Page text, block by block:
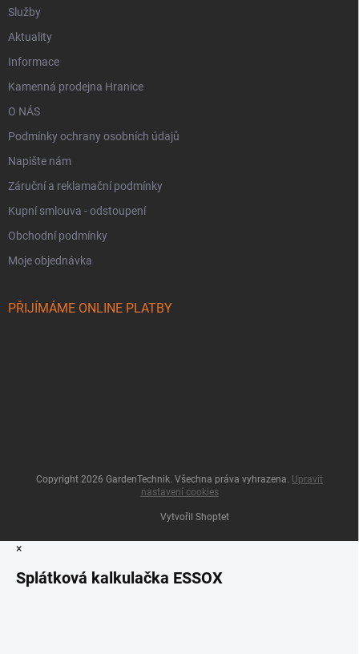
Služby
Aktuality
Informace
Kamenná prodejna Hranice
O NÁS
Podmínky ochrany osobních údajů
Napište nám
Záruční a reklamační podmínky
Kupní smlouva - odstoupení
Obchodní podmínky
Moje objednávka
PŘIJÍMÁME ONLINE PLATBY
Vytvořil Shoptet
Copyright 2026 GardenTechnik. Všechna práva vyhrazena. Upravit
nastavení cookies
×
Splátková kalkulačka ESSOX